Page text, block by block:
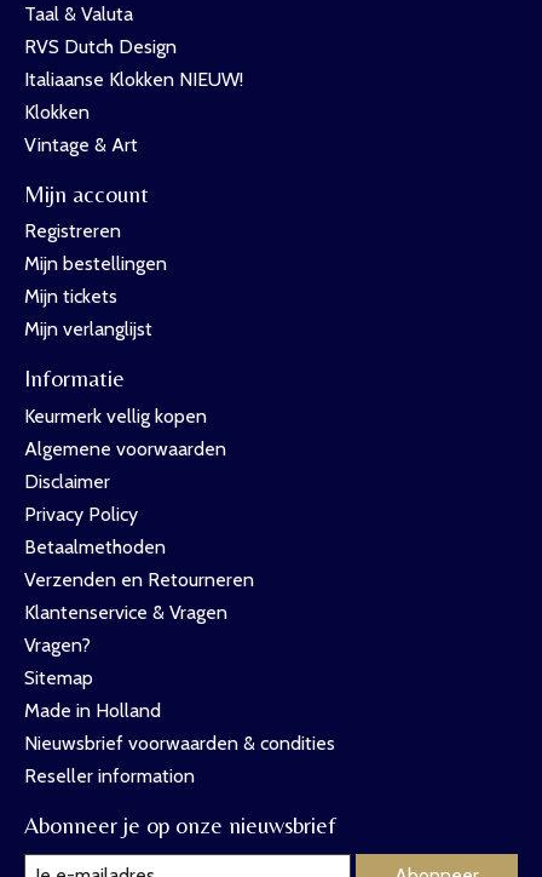
Taal & Valuta
RVS Dutch Design
Italiaanse Klokken NIEUW!
Klokken
Vintage & Art
Mijn account
Registreren
Mijn bestellingen
Mijn tickets
Mijn verlanglijst
Informatie
Keurmerk vellig kopen
Algemene voorwaarden
Disclaimer
Privacy Policy
Betaalmethoden
Verzenden en Retourneren
Klantenservice & Vragen
Vragen?
Sitemap
Made in Holland
Nieuwsbrief voorwaarden & condities
Reseller information
Abonneer je op onze nieuwsbrief